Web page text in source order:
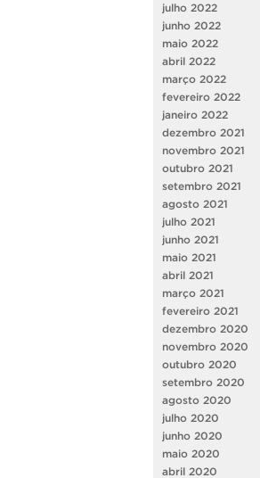
julho 2022
junho 2022
maio 2022
abril 2022
março 2022
fevereiro 2022
janeiro 2022
dezembro 2021
novembro 2021
outubro 2021
setembro 2021
agosto 2021
julho 2021
junho 2021
maio 2021
abril 2021
março 2021
fevereiro 2021
dezembro 2020
novembro 2020
outubro 2020
setembro 2020
agosto 2020
julho 2020
junho 2020
maio 2020
abril 2020